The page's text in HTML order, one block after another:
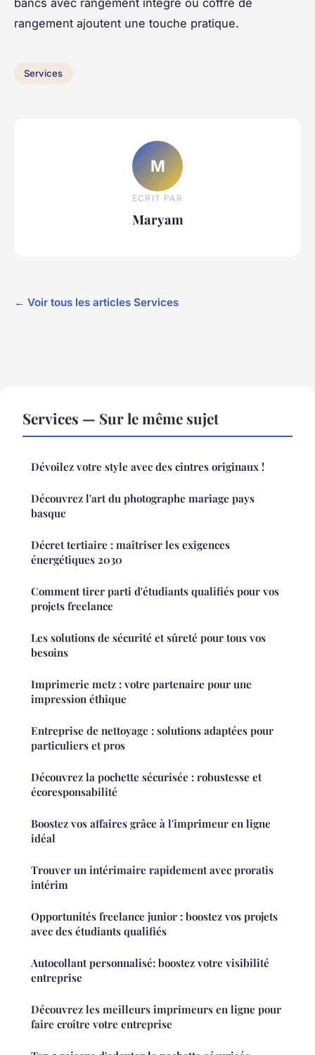
bancs avec rangement intégré ou coffre de
rangement ajoutent une touche pratique.
Services
M
ECRIT PAR
Maryam
← Voir tous les articles Services
Services — Sur le même sujet
Dévoilez votre style avec des cintres originaux !
Découvrez l'art du photographe mariage pays
basque
Décret tertiaire : maîtriser les exigences
énergétiques 2030
Comment tirer parti d'étudiants qualifiés pour vos
projets freelance
Les solutions de sécurité et sûreté pour tous vos
besoins
Imprimerie metz : votre partenaire pour une
impression éthique
Entreprise de nettoyage : solutions adaptées pour
particuliers et pros
Découvrez la pochette sécurisée : robustesse et
écoresponsabilité
Boostez vos affaires grâce à l'imprimeur en ligne
idéal
Trouver un intérimaire rapidement avec proratis
intérim
Opportunités freelance junior : boostez vos projets
avec des étudiants qualifiés
Autocollant personnalisé: boostez votre visibilité
entreprise
Découvrez les meilleurs imprimeurs en ligne pour
faire croître votre entreprise